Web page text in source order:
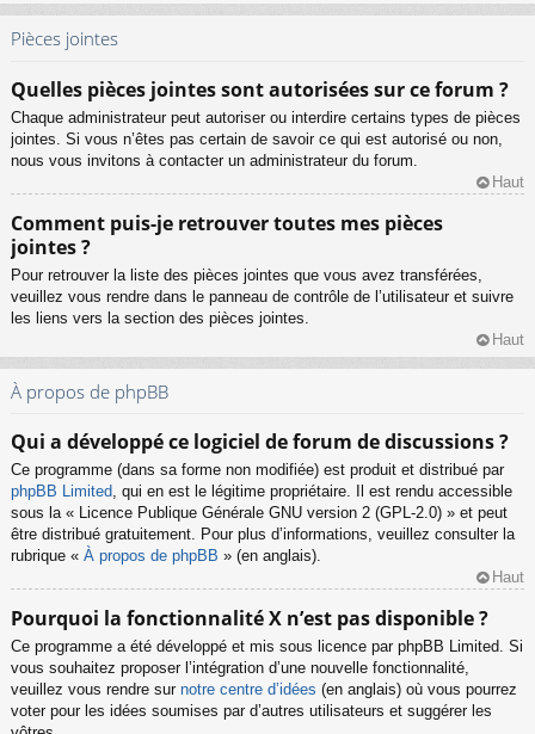
Pièces jointes
Quelles pièces jointes sont autorisées sur ce forum ?
Chaque administrateur peut autoriser ou interdire certains types de pièces
jointes. Si vous n’êtes pas certain de savoir ce qui est autorisé ou non,
nous vous invitons à contacter un administrateur du forum.
Haut
Comment puis-je retrouver toutes mes pièces
jointes ?
Pour retrouver la liste des pièces jointes que vous avez transférées,
veuillez vous rendre dans le panneau de contrôle de l’utilisateur et suivre
les liens vers la section des pièces jointes.
Haut
À propos de phpBB
Qui a développé ce logiciel de forum de discussions ?
Ce programme (dans sa forme non modifiée) est produit et distribué par
phpBB Limited, qui en est le légitime propriétaire. Il est rendu accessible
sous la « Licence Publique Générale GNU version 2 (GPL-2.0) » et peut
être distribué gratuitement. Pour plus d’informations, veuillez consulter la
rubrique « À propos de phpBB » (en anglais).
Haut
Pourquoi la fonctionnalité X n’est pas disponible ?
Ce programme a été développé et mis sous licence par phpBB Limited. Si
vous souhaitez proposer l’intégration d’une nouvelle fonctionnalité,
veuillez vous rendre sur notre centre d’idées (en anglais) où vous pourrez
voter pour les idées soumises par d’autres utilisateurs et suggérer les